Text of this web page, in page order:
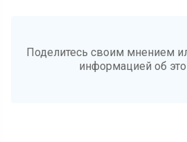
Поделитесь своим мнением
информацией об